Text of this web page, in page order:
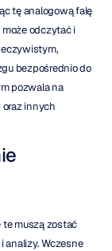
tę analogową falę
odczytać i
bezpośrednio do
pozwala na
innych
muszą zostać
analizy. Wczesne